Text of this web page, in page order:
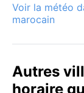
Voir la météo
marocain
Autres
horaire